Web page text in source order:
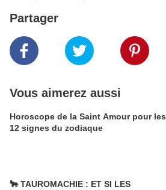
Partager
Vous aimerez aussi
Horoscope de la Saint Amour pour les
12 signes du zodiaque
🐂 TAUROMACHIE : ET SI LES